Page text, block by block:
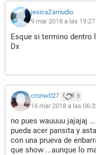
jesicaZamudio
9 mar 2018 a las 19:27
Esque si termino dentro
Dx
cronw027 8
16 mar 2018 a las
no pues wauuuu jajajaj
pueda acer pansita y
con una prueva de
que show ...aunque lo